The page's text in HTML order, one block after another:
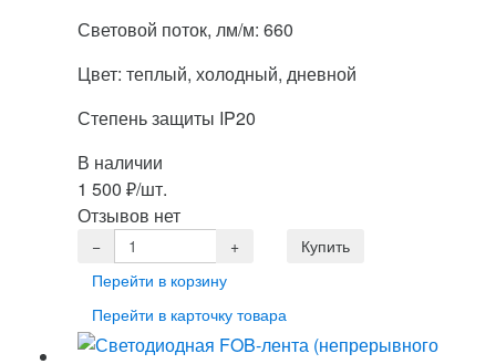
Световой поток, лм/м: 660
Цвет: теплый, холодный, дневной
Степень защиты IP20
В наличии
1 500 ₽/шт.
Отзывов нет
Перейти в корзину
Перейти в карточку товара